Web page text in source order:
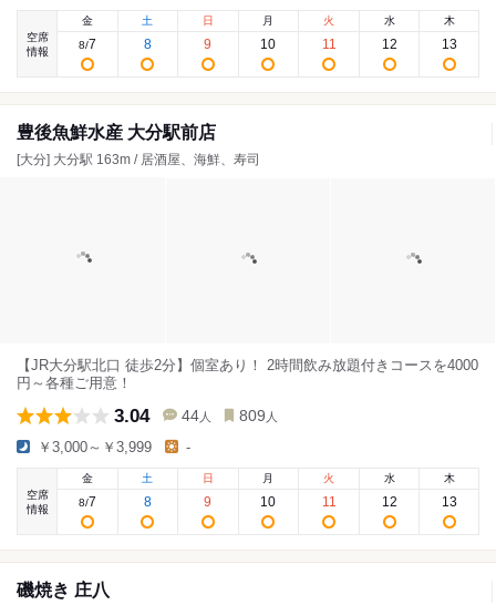
空席
情報
金
8/7
土
8
日
9
月
10
火
11
水
12
木
13
豊後魚鮮水産 大分駅前店
[大分] 大分駅 163m / 居酒屋、海鮮、寿司
【JR大分駅北口 徒歩2分】個室あり！ 2時間飲み放題付きコースを4000
円～各種ご用意！
3.04 44 人 809 人
￥3,000～￥3,999 -
空席
情報
金
8/7
土
8
日
9
月
10
火
11
水
12
木
13
磯焼き 庄八